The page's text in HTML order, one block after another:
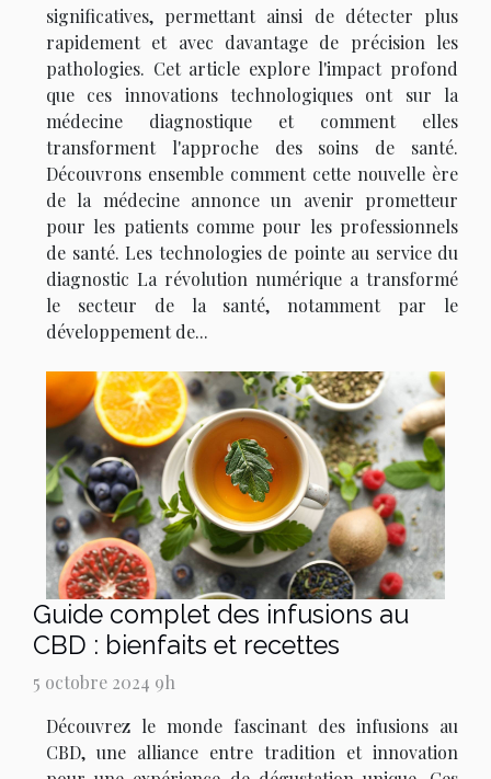
significatives, permettant ainsi de détecter plus
rapidement et avec davantage de précision les
pathologies. Cet article explore l'impact profond
que ces innovations technologiques ont sur la
médecine diagnostique et comment elles
transforment l'approche des soins de santé.
Découvrons ensemble comment cette nouvelle ère
de la médecine annonce un avenir prometteur
pour les patients comme pour les professionnels
de santé. Les technologies de pointe au service du
diagnostic La révolution numérique a transformé
le secteur de la santé, notamment par le
développement de...
Guide complet des infusions au
CBD : bienfaits et recettes
5 octobre 2024 9h
Découvrez le monde fascinant des infusions au
CBD, une alliance entre tradition et innovation